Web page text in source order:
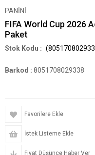
PANİNİ
FIFA World Cup 2026
Paket
Barkod : 8051708029338
Favorilere Ekle
İstek Listeme Ekle
Fiyat Düşünce Haber Ver